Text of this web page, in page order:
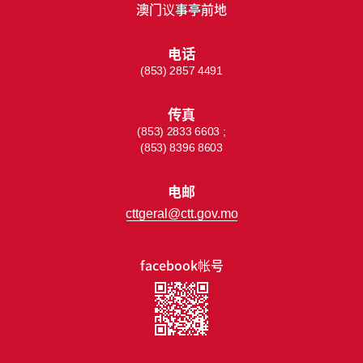
facebook帐号
澳门议事亭前地
电话
(853) 2857 4491
传真
(853) 2833 6603 ;
(853) 8396 8603
电邮
cttgeral@ctt.gov.mo